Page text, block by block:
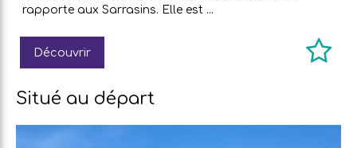
rapporte aux Sarrasins. Elle est ...
Découvrir
Situé au départ